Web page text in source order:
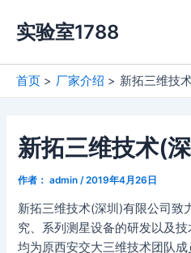
容
实验室1788
首页 厂家介绍 新拓三维技
新拓三维技术(
作者： admin /2019年4月26日
新拓三维技术(深圳)有限公司致
究、系列测星设备的研发以及
均为原西安交大三维技术团队